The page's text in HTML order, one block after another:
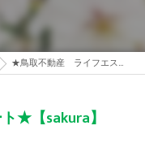
★鳥取不動産 ライフエステート★【sakura】
★【sakura】